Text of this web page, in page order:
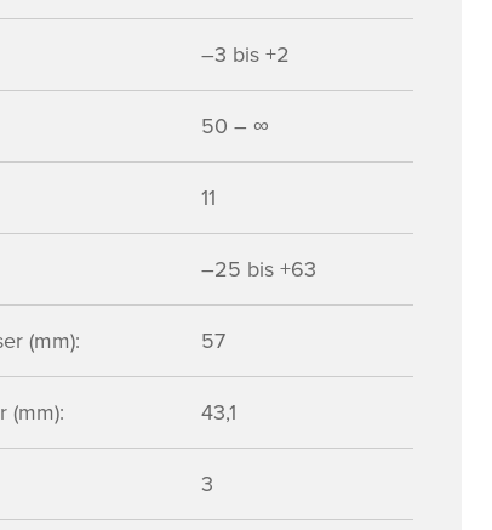
–3 bis +2
50 – ∞
11
–25 bis +63
(mm): 57
(mm): 43,1
3